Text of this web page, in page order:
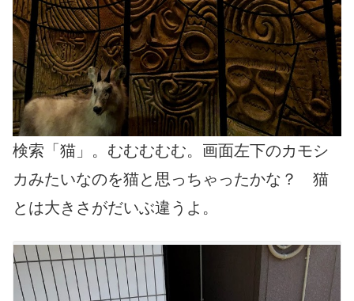
検索「猫」。むむむむむ。画面左下のカモシ
カみたいなのを猫と思っちゃったかな？ 猫
とは大きさがだいぶ違うよ。